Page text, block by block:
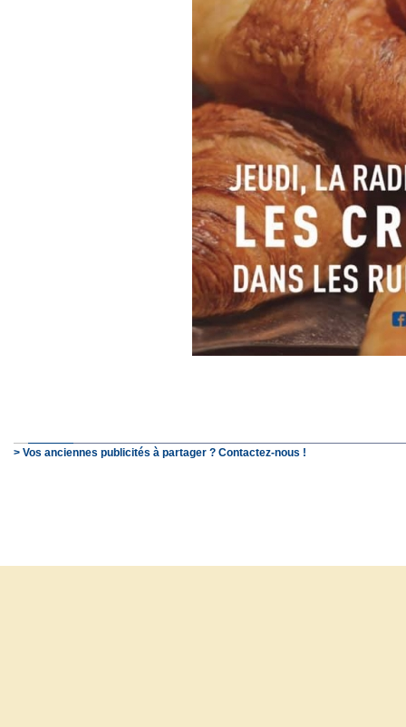
> Vos anciennes publicités à partager ? Contactez-nous !